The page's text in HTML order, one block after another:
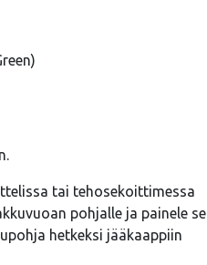
tai tehosekoittimessa
pohjalle ja painele se
hetkeksi jääkaappiin